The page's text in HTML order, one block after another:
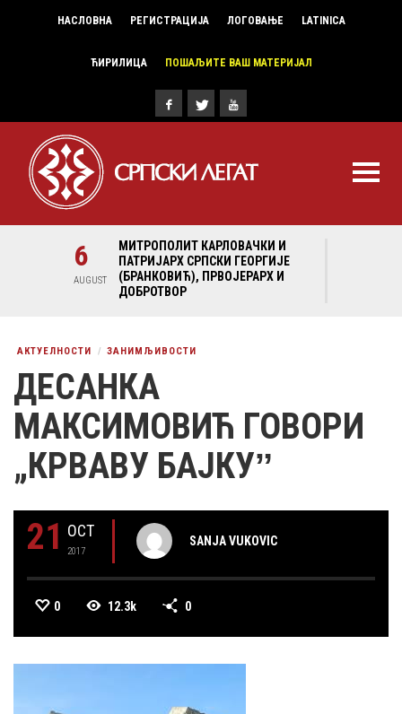
НАСЛОВНА РЕГИСТРАЦИЈА ЛОГОВАЊЕ LATINICA
ЋИРИЛИЦА ПОШАЉИТЕ ВАШ МАТЕРИЈАЛ
6
AUGUST
МИТРОПОЛИТ КАРЛОВАЧКИ И
ПАТРИЈАРХ СРПСКИ ГЕОРГИЈЕ
(БРАНКОВИЋ), ПРВОЈЕРАРХ И
ДОБРОТВОР
АКТУЕЛНОСТИ ЗАНИМЉИВОСТИ
ДЕСАНКА
МАКСИМОВИЋ ГОВОРИ
„КРВАВУ БАЈКУˮ
21 OCT
2017
SANJA VUKOVIC
0 12.3k 0